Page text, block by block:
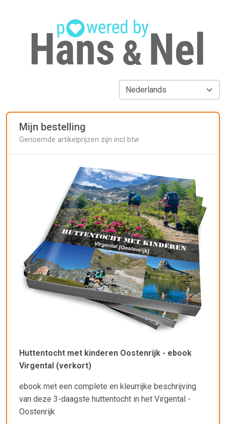
Mijn bestelling
Genoemde artikelprijzen zijn incl btw
Huttentocht met kinderen Oostenrijk - ebook
Virgental (verkort)
ebook met een complete en kleurrijke beschrijving
van deze 3-daagste huttentocht in het Virgental -
Oostenrijk